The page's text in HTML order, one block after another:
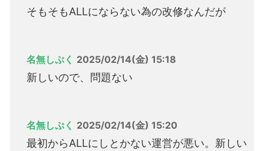
そもそもALLにならない為の改修なんだが
名無しぷく 2025/02/14(金) 15:18
新しいので、問題ない
名無しぷく 2025/02/14(金) 15:20
最初からALLにしとかない運営が悪い。新しい